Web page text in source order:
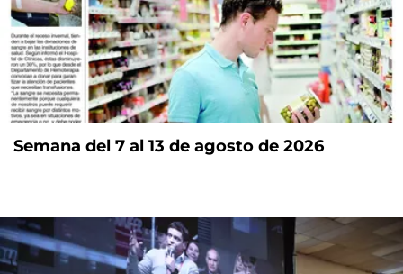
Semana del 7 al 13 de agosto de 2026